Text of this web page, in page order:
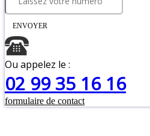
ENVOYER
Ou appelez le :
02 99 35 16 16
formulaire de contact